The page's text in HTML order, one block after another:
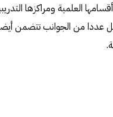
العلمية ومراكزها
عددا من الجوانب تتضمن